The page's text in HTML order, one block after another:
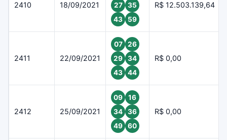
2410 18/09/2021
27
35
43
59
R$ 12.503.139,64
2411 22/09/2021
07
26
29
34
43
44
R$ 0,00
2412 25/09/2021
09
16
34
36
49
60
R$ 0,00